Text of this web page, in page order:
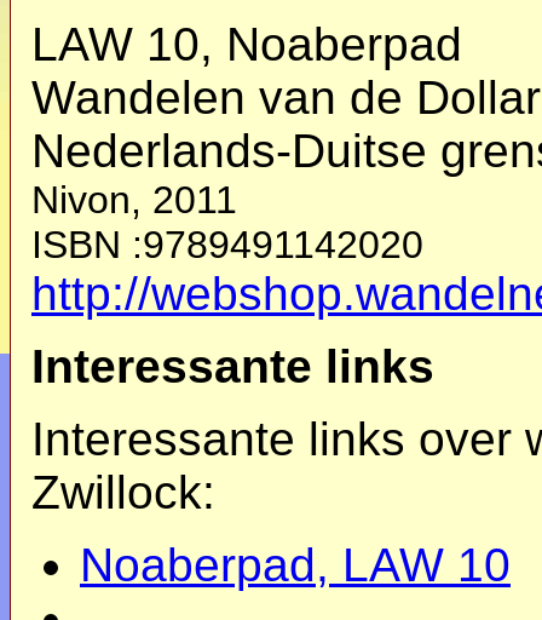
LAW 10, Noaberpad
Wandelen van de
Nederlands-Duitse
Nivon, 2011
ISBN :9789491142020
http://
Interessante links
Interessante links over
Zwillock:
Noaberpad, LAW 10